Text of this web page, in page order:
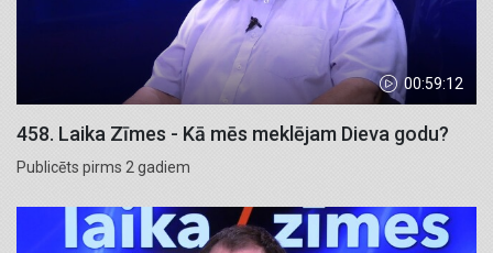
00:59:12
458. Laika Zīmes - Kā mēs meklējam Dieva godu?
Publicēts pirms 2 gadiem